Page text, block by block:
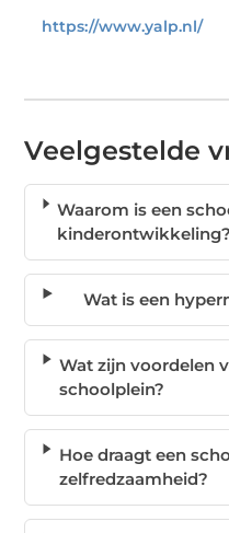
https://www.yalp.nl/
Veelgestelde
Waarom is een
kinderontwikkeling?
Wat is een
Wat zijn voordelen
schoolplein?
Hoe draagt een
zelfredzaamheid?